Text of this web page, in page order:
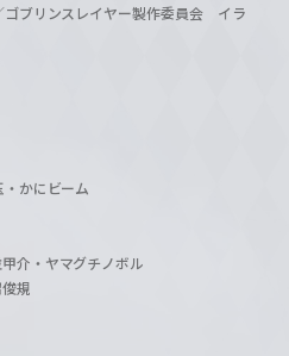
ブリンスレイヤー製作委員会 イラ
かにビーム
介・ヤマグチノボル
規